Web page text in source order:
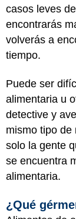
casos leves
encontrarás
volverás a
tiempo.
Puede ser
alimentaria u
detective y
mismo tipo de
solo la gente
se encuentra
alimentaria.
¿Qué